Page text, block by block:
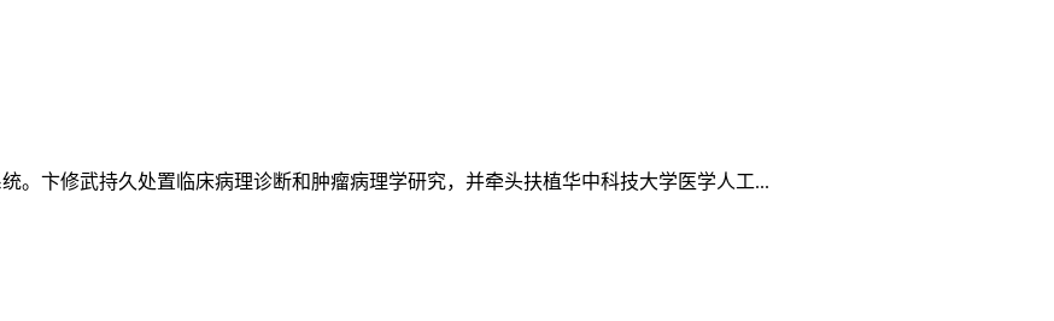
。卞修武持久处置临床病理诊断和肿瘤病理学研究，并牵头扶植华中科技大学医学人工...